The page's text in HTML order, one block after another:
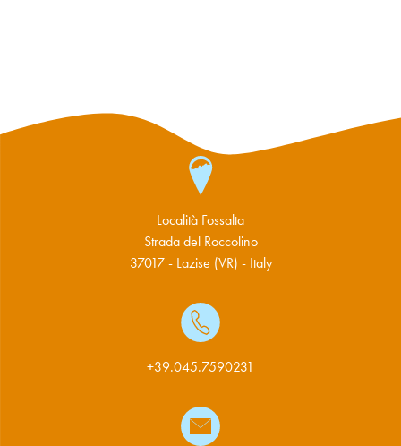
Località Fossalta
Strada del Roccolino
37017 - Lazise (VR) - Italy
+39.045.7590231